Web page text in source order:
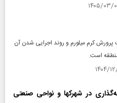
کرم میلورم و روند اجرایی شدن آن
است.
در شهرکها و نواحی صنعتی